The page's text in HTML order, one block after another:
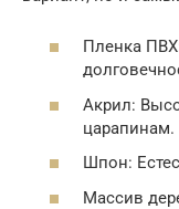
Пленка
Акрил:
царапинам.
Шпон:
Массив